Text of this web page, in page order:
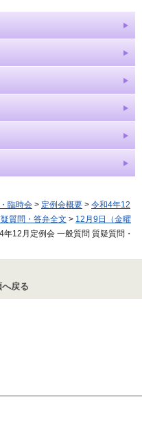
臨時会 > 定例会概要 > 令和4年12
質問・答弁全文 > 12月9日（金曜
年12月定例会 一般質問 質疑質問・
戻る